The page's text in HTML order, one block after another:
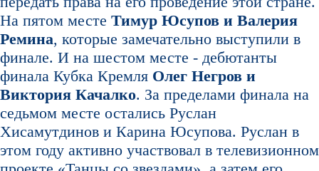
На пятом месте Тимур Юсупов и Валерия
Ремина, которые замечательно выступили в
финале. И на шестом месте - дебютанты
финала Кубка Кремля Олег Негров и
Виктория Качалко. За пределами финала на
седьмом месте остались Руслан
Хисамутдинов и Карина Юсупова. Руслан в
этом году активно участвовал в телевизионном